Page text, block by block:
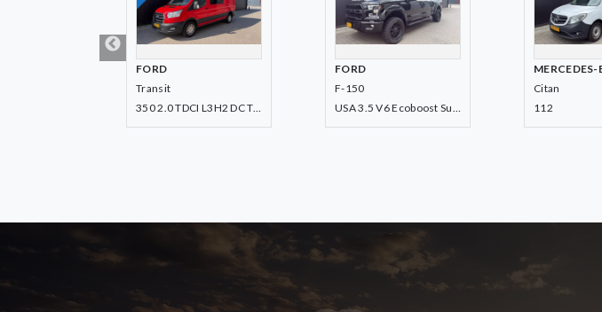
FORD
F-150
MERCEDES-BENZ
Citan
112
Camaro
USA 3.6 V6